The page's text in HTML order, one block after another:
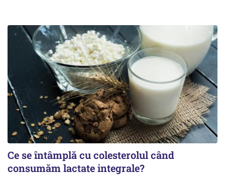
Ce se întâmplă cu colesterolul când
consumăm lactate integrale?